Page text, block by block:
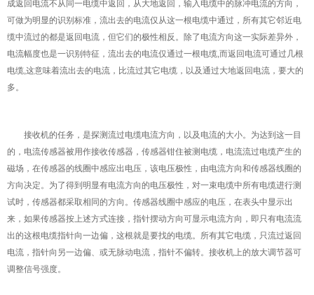
成返回电流不从同一电缆中返回，从大地返回，输入电缆中的脉冲电流的方向，
可做为明显的识别标准，流出去的电流仅从这一根电缆中通过，所有其它邻近电
缆中流过的都是返回电流，但它们的极性相反。除了电流方向这一实际差异外，
电流幅度也是一识别特征，流出去的电流仅通过一根电缆,而返回电流可通过几根
电缆,这意味着流出去的电流，比流过其它电缆，以及通过大地返回电流，要大的
多。
接收机的任务，是探测流过电缆电流方向，以及电流的大小。为达到这一目
的，电流传感器被用作接收传感器，传感器钳住被测电缆，电流流过电缆产生的
磁场，在传感器的线圈中感应出电压，该电压极性，由电流方向和传感器线圈的
方向决定。为了得到明显有电流方向的电压极性，对一束电缆中所有电缆进行测
试时，传感器都采取相同的方向。传感器线圈中感应的电压，在表头中显示出
来，如果传感器按上述方式连接，指针摆动方向可显示电流方向，即只有电流流
出的这根电缆指针向一边偏，这根就是要找的电缆。所有其它电缆，只流过返回
电流，指针向另一边偏、或无脉动电流，指针不偏转。接收机上的放大调节器可
调整信号强度。